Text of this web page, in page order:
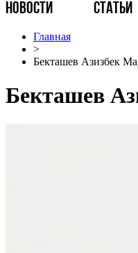
НОВОСТИ СТАТЬИ
Главная
>
Бекташев Азизбек
Бекташев